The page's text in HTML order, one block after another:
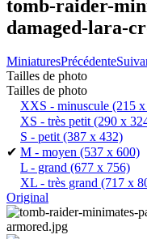
tomb-raider-
damaged-lara-
MiniaturesPrécédente
Tailles de photo
Tailles de photo
XXS - minuscule (215
XS - très petit(290 x
S - petit(387 x 432)
✔ M - moyen (537 x 600)
L - grand (677 x 756)
XL - très grand (717 x
Original